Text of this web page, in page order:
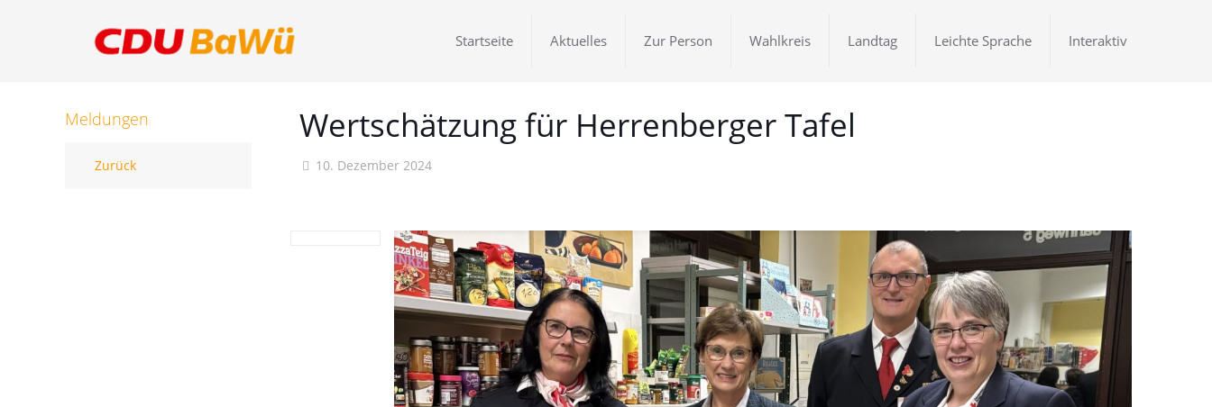
Startseite Aktuelles Zur Person Wahlkreis Landtag Leichte Sprache Interaktiv
Wertschätzung für Herrenberger Tafel
10. Dezember 2024
Meldungen
Zurück